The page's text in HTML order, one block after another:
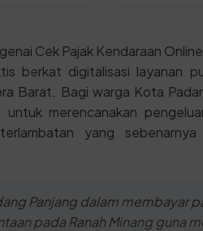
Cek Pajak Kendaraan
berkat digitalisasi layanan
Barat. Bagi warga Kota
merencanakan
yang
Panjang dalam membayar
pada Ranah Minang guna